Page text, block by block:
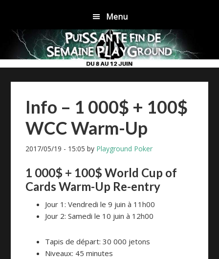
primary
navigation
main
content
primary
sidebar
footer
Menu
Info – 1 000$ + 100$
WCC Warm-Up
2017/05/19 - 15:05 by Playground Poker
1 000$ + 100$ World Cup of
Cards Warm-Up Re-entry
Jour 1: Vendredi le 9 juin à 11h00
Jour 2: Samedi le 10 juin à 12h00
Tapis de départ: 30 000 jetons
Niveaux: 45 minutes